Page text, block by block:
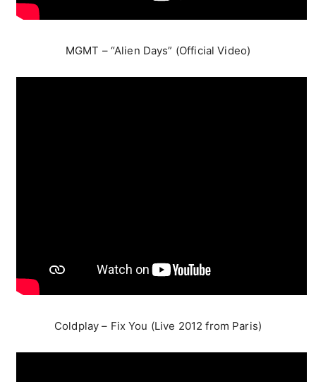
MGMT – “Alien Days” (Official Video)
Coldplay – Fix You (Live 2012 from Paris)